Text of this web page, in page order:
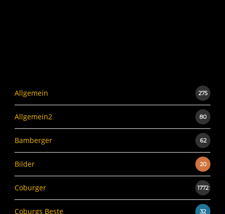
Allgemein 275
Allgemein2 80
Bamberger 62
Bilder 20
Coburger 1772
Coburgs Beste 32